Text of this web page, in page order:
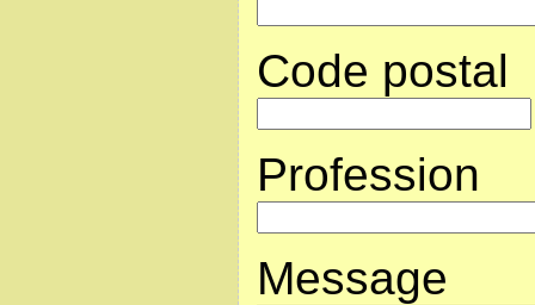
Code postal
Profession
Message